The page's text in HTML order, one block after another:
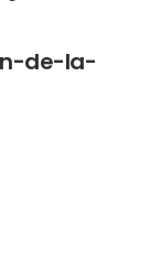
de-la-